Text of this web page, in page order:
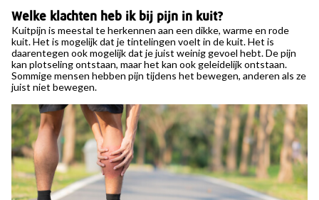
Welke klachten heb ik bij pijn in kuit?
Kuitpijn is meestal te herkennen aan een dikke, warme en rode
kuit. Het is mogelijk dat je tintelingen voelt in de kuit. Het is
daarentegen ook mogelijk dat je juist weinig gevoel hebt. De pijn
kan plotseling ontstaan, maar het kan ook geleidelijk ontstaan.
Sommige mensen hebben pijn tijdens het bewegen, anderen als ze
juist niet bewegen.